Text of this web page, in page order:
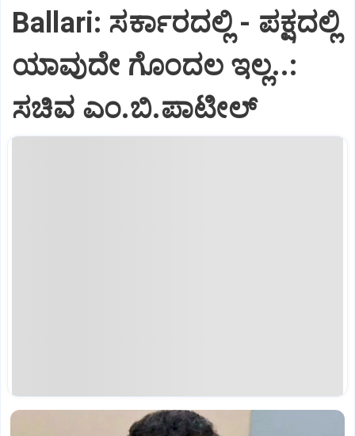
Ballari: ಸರ್ಕಾರದಲ್ಲಿ - ಪಕ್ಷದಲ್ಲಿ
ಯಾವುದೇ ಗೊಂದಲ ಇಲ್ಲ..:
ಸಚಿವ ಎಂ.ಬಿ.ಪಾಟೀಲ್